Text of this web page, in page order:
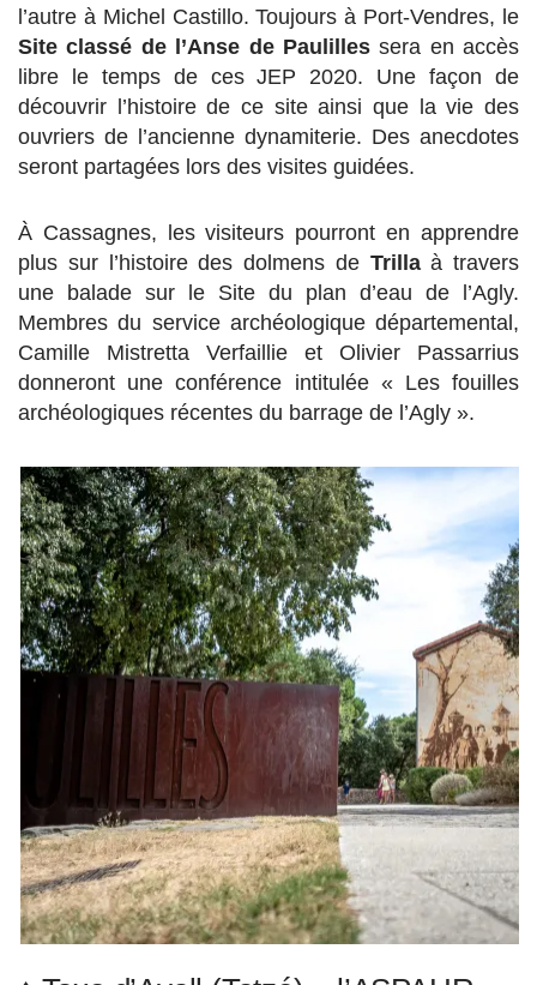
l’autre à Michel Castillo. Toujours à Port-Vendres, le
Site classé de l’Anse de Paulillessera en accès
libre le temps de ces JEP 2020. Une façon de
découvrir l’histoire de ce site ainsi que la vie des
ouvriers de l’ancienne dynamiterie. Des anecdotes
seront partagées lors des visites guidées.
À Cassagnes, les visiteurs pourront en apprendre
plus sur l’histoire des dolmens de Trillaà travers
une balade sur le Site du plan d’eau de l’Agly.
Membres du service archéologique départemental,
Camille Mistretta Verfaillie et Olivier Passarrius
donneront une conférence intitulée « Les fouilles
archéologiques récentes du barrage de l’Agly ».